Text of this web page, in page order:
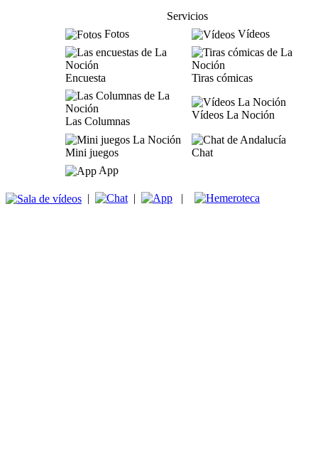
Servicios
Fotos
Vídeos
Encuesta Tiras cómicas
Las Columnas
Vídeos La Noción
Mini juegos
Chat
App
| | |